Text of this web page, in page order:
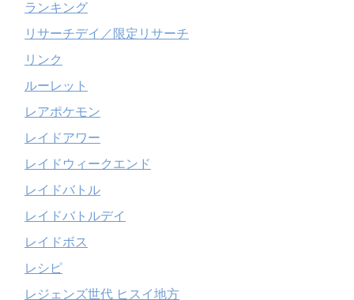
ランキング
リサーチデイ／限定リサーチ
リンク
ルーレット
レアポケモン
レイドアワー
レイドウィークエンド
レイドバトル
レイドバトルデイ
レイドボス
レシピ
レジェンズ世代 ヒスイ地方